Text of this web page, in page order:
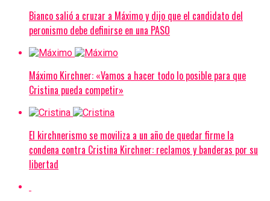
Bianco salió a cruzar a Máximo y dijo que el candidato del
peronismo debe definirse en una PASO
Máximo Kirchner: «Vamos a hacer todo lo posible para que
Cristina pueda competir»
El kirchnerismo se moviliza a un año de quedar firme la
condena contra Cristina Kirchner: reclamos y banderas por su
libertad